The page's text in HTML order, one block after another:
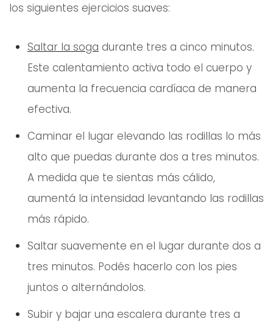
los siguientes ejercicios suaves:
Saltar la soga durante tres a cinco minutos.
Este calentamiento activa todo el cuerpo y
aumenta la frecuencia cardíaca de manera
efectiva.
Caminar el lugar elevando las rodillas lo más
alto que puedas durante dos a tres minutos.
A medida que te sientas más cálido,
aumentá la intensidad levantando las rodillas
más rápido.
Saltar suavemente en el lugar durante dos a
tres minutos. Podés hacerlo con los pies
juntos o alternándolos.
Subir y bajar una escalera durante tres a